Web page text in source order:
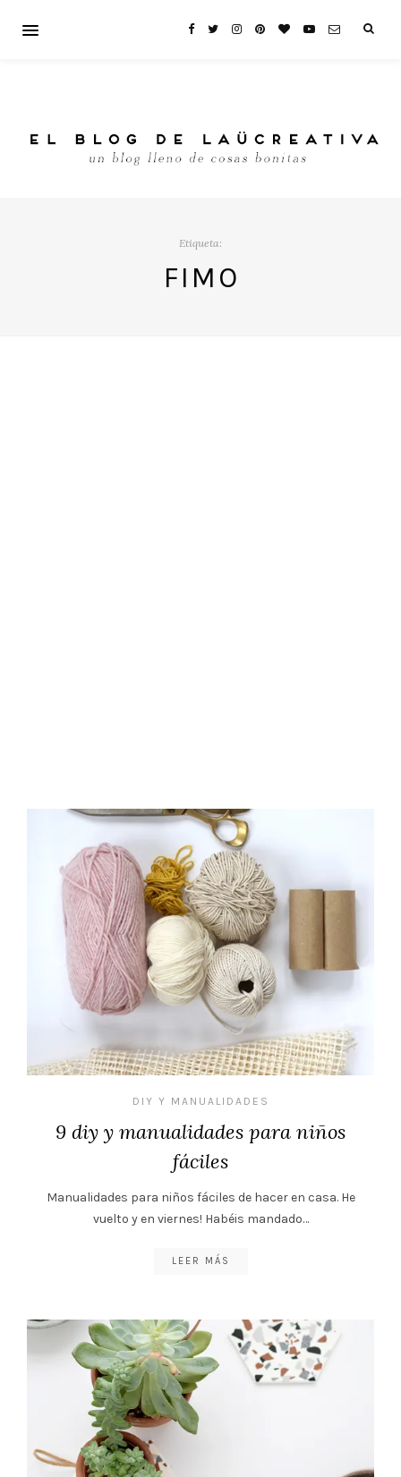
Etiqueta:
FIMO
DIY Y MANUALIDADES
9 diy y manualidades para niños
fáciles
Manualidades para niños fáciles de hacer en casa. He
vuelto y en viernes! Habéis mandado…
LEER MÁS